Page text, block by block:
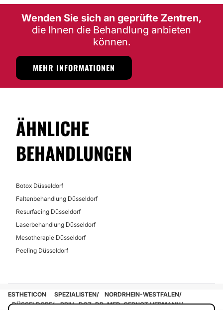
Möglichkeit der Videokonsultation:
Nein
Finanzierungs- oder Zahlungsmöglichkeiten:
Nein
Wenden Sie sich an geprüfte Zentren,
die Ihnen die Behandlung anbieten
können.
MEHR INFORMATIONEN
ÄHNLICHE
BEHANDLUNGEN
Botox Düsseldorf
Faltenbehandlung Düsseldorf
Resurfacing Düsseldorf
Laserbehandlung Düsseldorf
Mesotherapie Düsseldorf
Peeling Düsseldorf
ESTHETICON SPEZIALISTEN
NORDRHEIN-WESTFALEN
DÜSSELDORF
PRIV.-DOZ. DR. MED. GERNOT HERMANN